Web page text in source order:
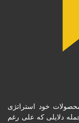
خود استراتژی
دلایلی که علی رغم